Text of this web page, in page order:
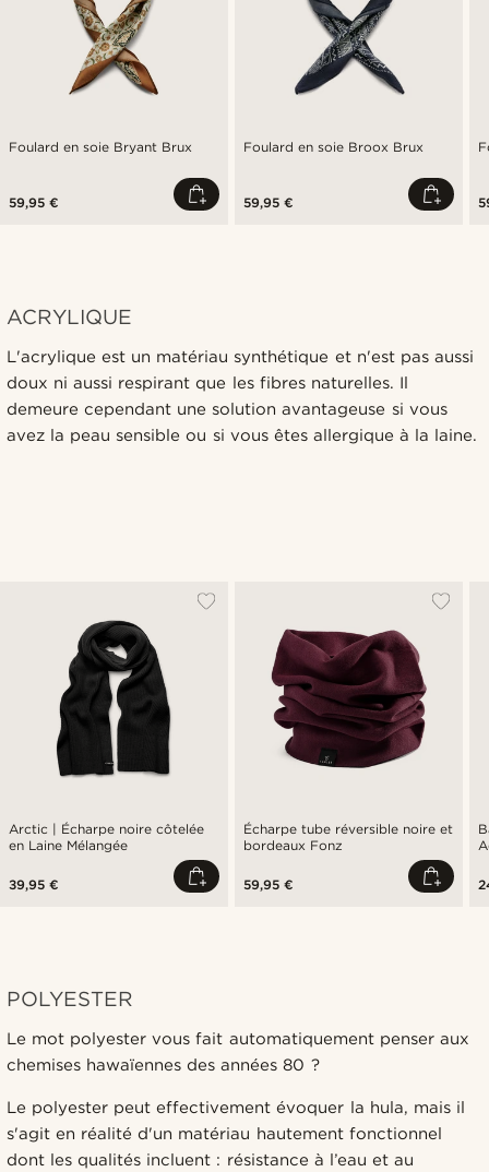
Foulard en soie Bryant Brux
59,95 €
Foulard en soie Broox Brux
59,95 €
ACRYLIQUE
L'acrylique est un matériau synthétique et n'est pas aussi
doux ni aussi respirant que les fibres naturelles. Il
demeure cependant une solution avantageuse si vous
avez la peau sensible ou si vous êtes allergique à la laine.
Arctic | Écharpe noire côtelée
en Laine Mélangée
39,95 €
Écharpe tube réversible noire et
bordeaux Fonz
59,95 €
POLYESTER
Le mot polyester vous fait automatiquement penser aux
chemises hawaïennes des années 80 ?
Le polyester peut effectivement évoquer la hula, mais il
s'agit en réalité d'un matériau hautement fonctionnel
dont les qualités incluent : résistance à l’eau et au